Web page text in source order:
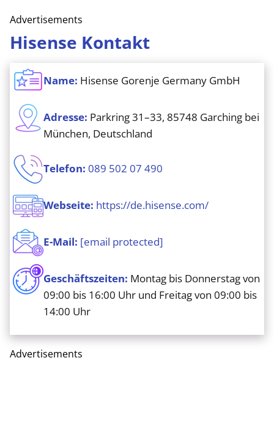
Advertisements
Hisense Kontakt
Name: Hisense Gorenje Germany GmbH
Adresse: Parkring 31–33, 85748 Garching bei
München, Deutschland
Telefon: 089 502 07 490
Webseite: https://de.hisense.com/
E-Mail: [email protected]
Geschäftszeiten: Montag bis Donnerstag von
09:00 bis 16:00 Uhr und Freitag von 09:00 bis
14:00 Uhr
Advertisements